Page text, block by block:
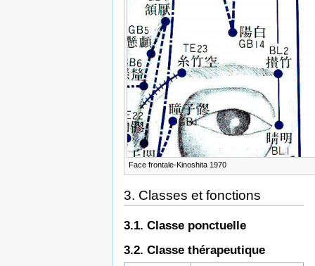
Face frontale-Kinoshita 1970
3. Classes et fonctions
3.1. Classe ponctuelle
3.2. Classe thérapeutique